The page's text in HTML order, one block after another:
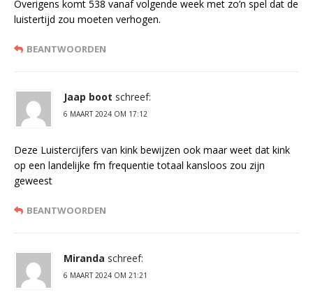
Overigens komt 538 vanaf volgende week met zo’n spel dat de
luistertijd zou moeten verhogen.
BEANTWOORDEN
Jaap boot schreef:
6 MAART 2024 OM 17:12
Deze Luistercijfers van kink bewijzen ook maar weet dat kink
op een landelijke fm frequentie totaal kansloos zou zijn
geweest
BEANTWOORDEN
Miranda schreef:
6 MAART 2024 OM 21:21